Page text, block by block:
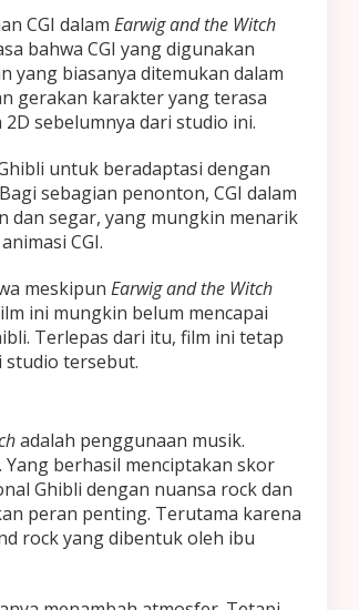
CGI dalam Earwig and the Witch
bahwa CGI yang digunakan
yang biasanya ditemukan dalam
gerakan karakter yang terasa
sebelumnya dari studio ini.
untuk beradaptasi dengan
sebagian penonton, CGI dalam
dan segar, yang mungkin menarik
CGI.
meskipun Earwig and the Witch
ini mungkin belum mencapai
Terlepas dari itu, film ini tetap
studio tersebut.
adalah penggunaan musik.
berhasil menciptakan skor
Ghibli dengan nuansa rock dan
peran penting. Terutama karena
rock yang dibentuk oleh ibu